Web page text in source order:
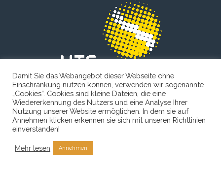
Damit Sie das Webangebot dieser Webseite ohne
Einschränkung nutzen können, verwenden wir sogenannte
„Cookies”. Cookies sind kleine Dateien, die eine
Wiedererkennung des Nutzers und eine Analyse Ihrer
Nutzung unserer Website ermöglichen. In dem sie auf
Annehmen klicken erkennen sie sich mit unseren Richtlinien
einverstanden!
Mehr lesen Annehmen